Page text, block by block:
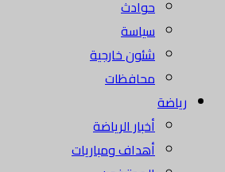
حوادث
سياسة
شئون خارجية
محافظات
رياضة
أخبار الرياضة
أهداف ومباريات